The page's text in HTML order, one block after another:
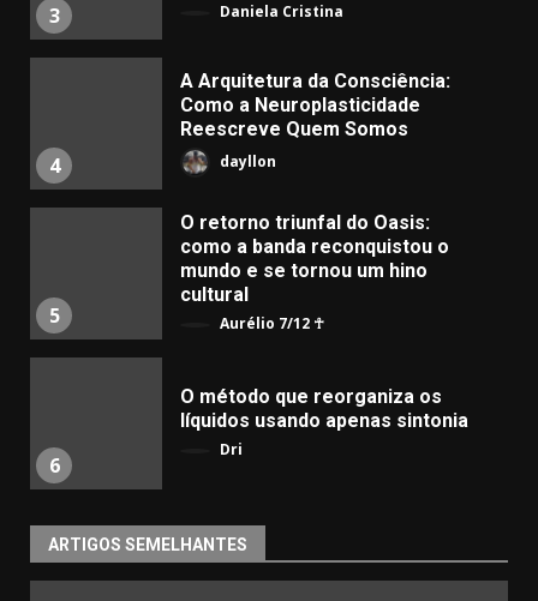
3 Daniela Cristina
4
A Arquitetura da Consciência:
Como a Neuroplasticidade
Reescreve Quem Somos
dayllon
5
O retorno triunfal do Oasis:
como a banda reconquistou o
mundo e se tornou um hino
cultural
Aurélio 7/12 ☥
6
​O método que reorganiza os
líquidos usando apenas sintonia
Dri
ARTIGOS SEMELHANTES